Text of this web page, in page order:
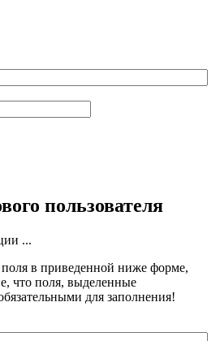
пользователя
...
в приведенной ниже форме,
что поля, выделенные
для заполнения!